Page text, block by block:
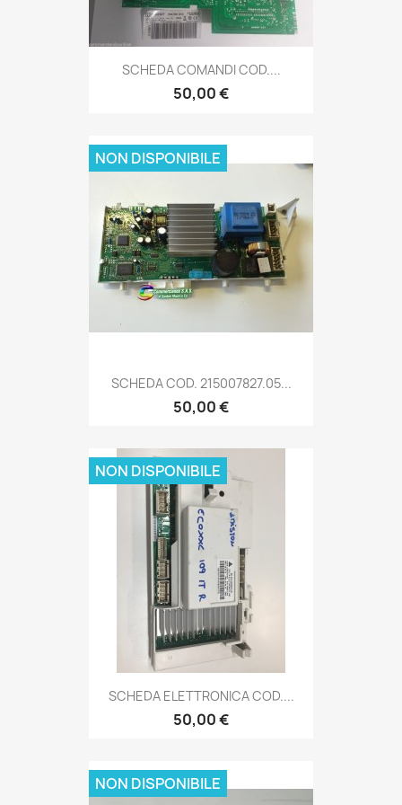
SCHEDA COMANDI COD....
50,00 €
SCHEDA COD. 215007827.05...
50,00 €
NON DISPONIBILE
SCHEDA ELETTRONICA COD....
50,00 €
NON DISPONIBILE
NON DISPONIBILE